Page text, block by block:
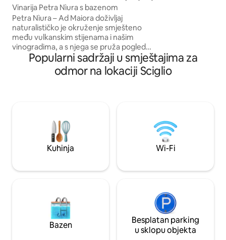
Vinarija Petra Nìura s bazenom
Petra Nìura – Ad Maiora doživljaj
naturalističko je okruženje smješteno
među vulkanskim stijenama i našim
vinogradima, a s njega se pruža pogled
na Sredozemno more i planinu Etna koji
oduzima dah. U ruševinama drevnog
sicilijanskog palmenta iz 18. stoljeća
dobrodošlica domaćina: ne radi se o
konvencionalnom smještaju, već o
jedinstvenom mjestu u kojem ćete se
osjećati kao kod kuće i doživjeti pravi
Popularni sadržaji u smještajima za
odmor na lokaciji Sciglio
Kuhinja Wi-Fi
Bazen
Besplatan parking
u sklopu objekta